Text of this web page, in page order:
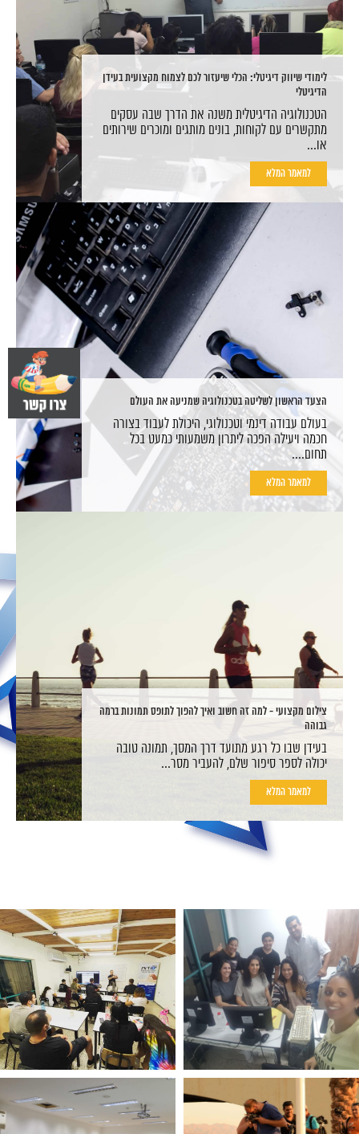
לימודי שיווק דיגיטלי: הכלי שיעזור לכם לצמוח מקצועית בעידן
הדיגיטלי
הטכנולוגיה הדיגיטלית משנה את הדרך שבה עסקים
מתקשרים עם לקוחות, בונים מותגים ומוכרים שירותים
או...
למאמר המלא
הצעד הראשון לשליטה בטכנולוגיה שמניעה את העולם
בעולם עבודה דינמי וטכנולוגי, היכולת לעבוד בצורה
חכמה ויעילה הפכה ליתרון משמעותי כמעט בכל
תחום....
למאמר המלא
צילום מקצועי - למה זה חשוב ואיך להפוך לתופס תמונות ברמה
גבוהה
בעידן שבו כל רגע מתועד דרך המסך, תמונה טובה
יכולה לספר סיפור שלם, להעביר מסר...
למאמר המלא